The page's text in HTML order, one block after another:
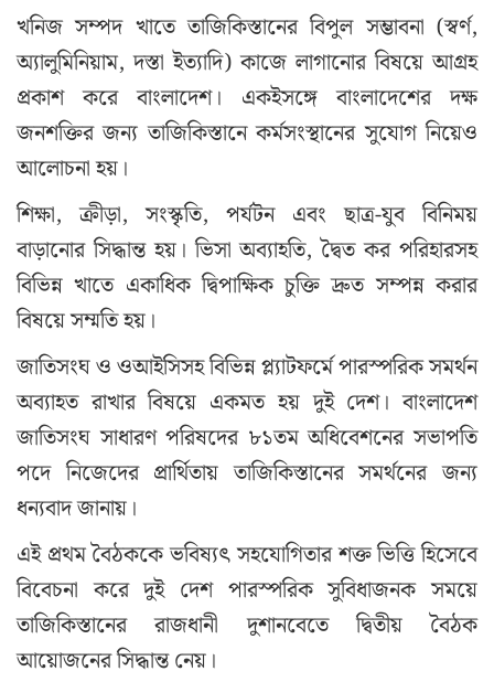
খনিজ সম্পদ খাতে তাজিকিস্তানের বিপুল সম্ভাবনা (স্বর্ণ,
অ্যালুমিনিয়াম, দস্তা ইত্যাদি) কাজে লাগানোর বিষয়ে আগ্রহ
প্রকাশ করে বাংলাদেশ। একইসঙ্গে বাংলাদেশের দক্ষ
জনশক্তির জন্য তাজিকিস্তানে কর্মসংস্থানের সুযোগ নিয়েও
আলোচনা হয়।
শিক্ষা, ক্রীড়া, সংস্কৃতি, পর্যটন এবং ছাত্র-যুব বিনিময়
বাড়ানোর সিদ্ধান্ত হয়। ভিসা অব্যাহতি, দ্বৈত কর পরিহারসহ
বিভিন্ন খাতে একাধিক দ্বিপাক্ষিক চুক্তি দ্রুত সম্পন্ন করার
বিষয়ে সম্মতি হয়।
জাতিসংঘ ও ওআইসিসহ বিভিন্ন প্ল্যাটফর্মে পারস্পরিক সমর্থন
অব্যাহত রাখার বিষয়ে একমত হয় দুই দেশ। বাংলাদেশ
জাতিসংঘ সাধারণ পরিষদের ৮১তম অধিবেশনের সভাপতি
পদে নিজেদের প্রার্থিতায় তাজিকিস্তানের সমর্থনের জন্য
ধন্যবাদ জানায়।
এই প্রথম বৈঠককে ভবিষ্যৎ সহযোগিতার শক্ত ভিত্তি হিসেবে
বিবেচনা করে দুই দেশ পারস্পরিক সুবিধাজনক সময়ে
তাজিকিস্তানের রাজধানী দুশানবেতে দ্বিতীয় বৈঠক
আয়োজনের সিদ্ধান্ত নেয়।